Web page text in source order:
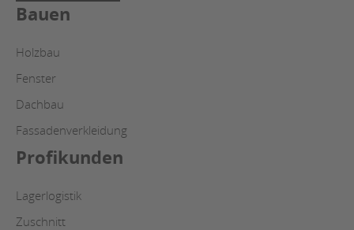
Bauen
Holzbau
Fenster
Dachbau
Fassadenverkleidung
Profikunden
Lagerlogistik
Zuschnitt